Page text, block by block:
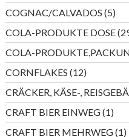
COGNAC/CALVADOS 55
COLA-PRODUKTE DOSE
COLA-
CORNFLAKES 1212
Produkte
CRÄCKER, KÄSE-,
CRAFT BIER EINWEG 11
CRAFT BIER MEHRWEG 11